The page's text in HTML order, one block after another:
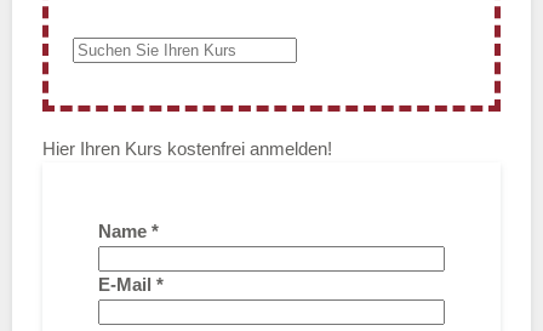
Hier Ihren Kurs kostenfrei anmelden!
Name *
E-Mail *